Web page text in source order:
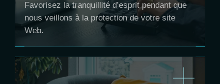
Favorisez la tranquillité d’esprit pendant que
nous veillons à la protection de votre site
Web.